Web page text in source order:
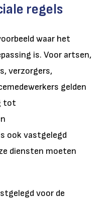
regels
waar het
is. Voor artsen,
verzorgers,
gelden
tot
ook vastgelegd
diensten moeten
voor de